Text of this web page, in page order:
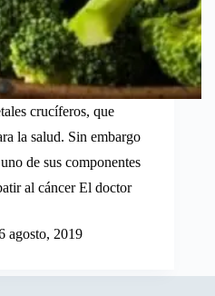
crucíferos, que
la salud. Sin embargo
de sus componentes
al cáncer El doctor
agosto, 2019